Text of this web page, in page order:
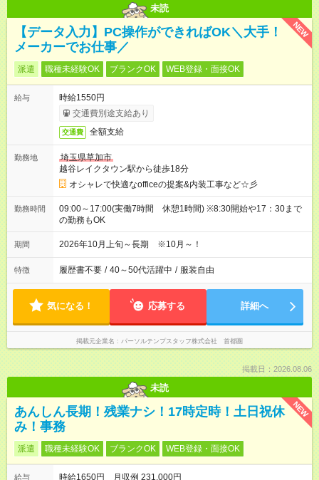
未読
NEW
【データ入力】PC操作ができればOK＼大手！
メーカーでお仕事／
派遣 職種未経験OK ブランクOK WEB登録・面接OK
給与
時給1550円
交通費別途支給あり
交通費 全額支給
勤務地
埼玉県草加市
越谷レイクタウン駅から徒歩18分
オシャレで快適なofficeの提案&内装工事など☆彡
勤務時間
09:00～17:00(実働7時間 休憩1時間) ※8:30開始や17：30まで
の勤務もOK
期間 2026年10月上旬～長期 ※10月～！
特徴 履歴書不要 / 40～50代活躍中 / 服装自由
気になる！ 応募する 詳細へ
掲載元企業名 パーソルテンプスタッフ株式会社 首都圏
掲載日：2026.08.06
未読
NEW
あんしん長期！残業ナシ！17時定時！土日祝休
み！事務
派遣 職種未経験OK ブランクOK WEB登録・面接OK
給与 時給1650円 月収例 231,000円